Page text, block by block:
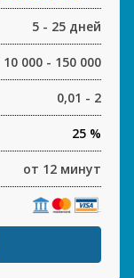
5 - 25 дней
10 000 - 150 000
0,01 - 2
25 %
от 12 минут